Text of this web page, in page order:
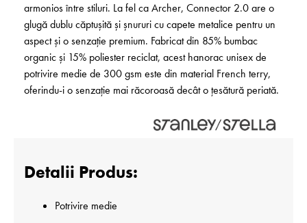
armonios între stiluri. La fel ca Archer, Connector 2.0 are o
glugă dublu căptușită și șnururi cu capete metalice pentru un
aspect și o senzație premium. Fabricat din 85% bumbac
organic și 15% poliester reciclat, acest hanorac unisex de
potrivire medie de 300 gsm este din material French terry,
oferindu-i o senzație mai răcoroasă decât o țesătură periată.
Detalii Produs:
Potrivire medie